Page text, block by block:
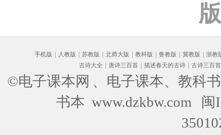
手机版 人教版 苏教版 北师大版 教科版 鲁教版 冀教版
浙教
古诗大全
唐诗三百首 描述春天的古诗 古诗三百首
©电子课本网 、电子课本、教科
书本 www.dzkbw.com
闽